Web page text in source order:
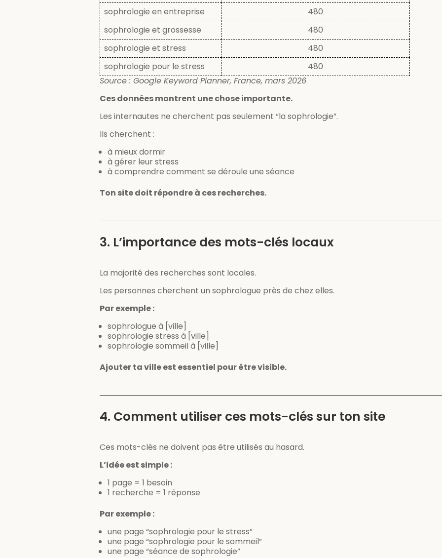
sophrologie en entreprise
480
sophrologie et grossesse
480
sophrologie et stress
480
sophrologie pour le stress
480
Source : Google Keyword Planner, France, mars 2026
Ces données montrent une chose importante.
Les internautes ne cherchent pas seulement “la sophrologie”.
Ils cherchent :
à mieux dormir
à gérer leur stress
à comprendre comment se déroule une séance
Ton site doit répondre à ces recherches.
3. L’importance des mots-clés locaux
La majorité des recherches sont locales.
Les personnes cherchent un sophrologue près de chez elles.
Par exemple :
sophrologue à [ville]
sophrologie stress à [ville]
sophrologie sommeil à [ville]
Ajouter ta ville est essentiel pour être visible.
4. Comment utiliser ces mots-clés sur ton site
Ces mots-clés ne doivent pas être utilisés au hasard.
L’idée est simple :
1 page = 1 besoin
1 recherche = 1 réponse
Par exemple :
une page “sophrologie pour le stress”
une page “sophrologie pour le sommeil”
une page “séance de sophrologie”